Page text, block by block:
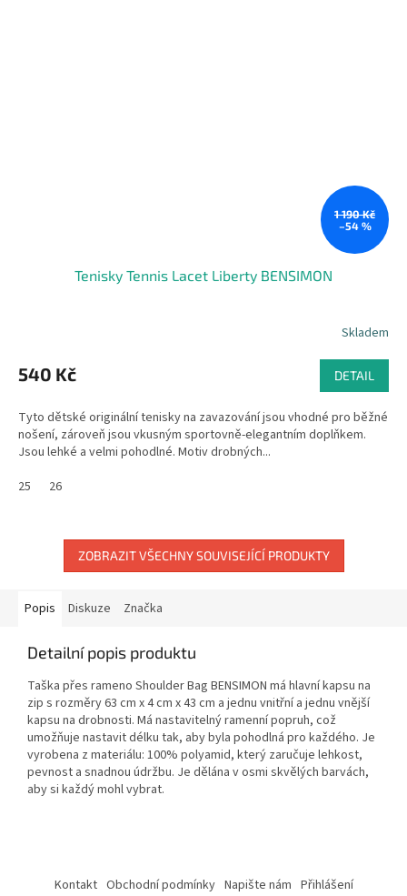
1 190 Kč
–54 %
Tenisky Tennis Lacet Liberty BENSIMON
Skladem
540 Kč DETAIL
Tyto dětské originální tenisky na zavazování jsou vhodné pro běžné
nošení, zároveň jsou vkusným sportovně-elegantním doplňkem.
Jsou lehké a velmi pohodlné. Motiv drobných...
25
26
ZOBRAZIT VŠECHNY SOUVISEJÍCÍ PRODUKTY
Popis Diskuze Značka
Detailní popis produktu
Taška přes rameno Shoulder Bag BENSIMON má hlavní kapsu na
zip s rozměry 63 cm x 4 cm x 43 cm a jednu vnitřní a jednu vnější
kapsu na drobnosti. Má nastavitelný ramenní popruh, což
umožňuje nastavit délku tak, aby byla pohodlná pro každého. Je
vyrobena z materiálu: 100% polyamid, který zaručuje lehkost,
pevnost a snadnou údržbu. Je dělána v osmi skvělých barvách,
aby si každý mohl vybrat.
Kontakt Obchodní podmínky Napište nám Přihlášení